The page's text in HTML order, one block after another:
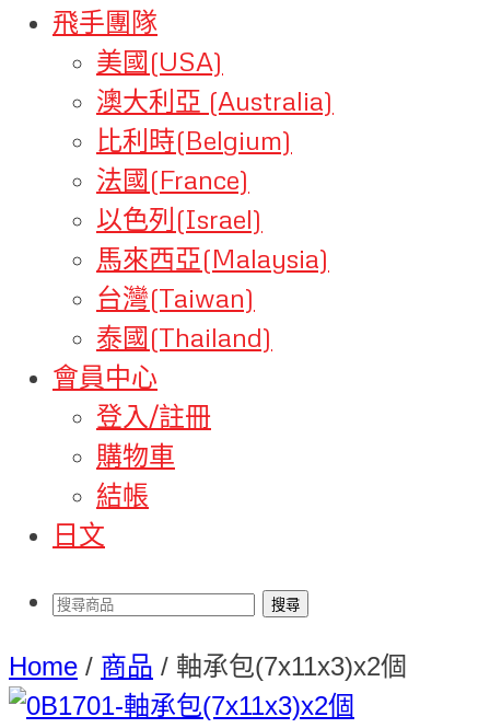
飛手團隊
美國(USA)
澳大利亞 (Australia)
比利時(Belgium)
法國(France)
以色列(Israel)
馬來西亞(Malaysia)
台灣(Taiwan)
泰國(Thailand)
會員中心
登入/註冊
購物車
結帳
日文
Home / 商品 / 軸承包(7x11x3)x2個